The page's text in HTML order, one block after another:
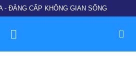
- ĐẲNG CẤP KHÔNG GIAN SỐNG